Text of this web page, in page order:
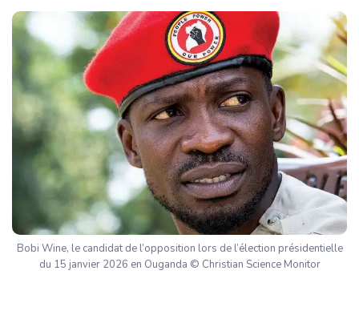
Bobi Wine, le candidat de l’opposition lors de l’élection présidentielle
du 15 janvier 2026 en Ouganda © Christian Science Monitor